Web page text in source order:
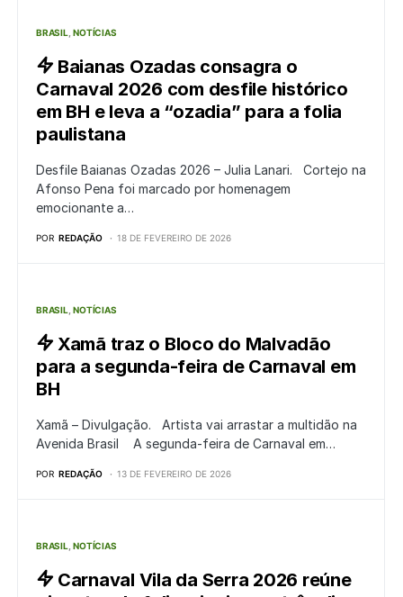
BRASIL NOTÍCIAS
Baianas Ozadas consagra o
Carnaval 2026 com desfile histórico
em BH e leva a “ozadia” para a folia
paulistana
Desfile Baianas Ozadas 2026 – Julia Lanari. Cortejo na
Afonso Pena foi marcado por homenagem
emocionante a…
POR REDAÇÃO 18 DE FEVEREIRO DE 2026
BRASIL NOTÍCIAS
Xamã traz o Bloco do Malvadão
para a segunda-feira de Carnaval em
BH
Xamã – Divulgação. Artista vai arrastar a multidão na
Avenida Brasil A segunda-feira de Carnaval em…
POR REDAÇÃO 13 DE FEVEREIRO DE 2026
BRASIL NOTÍCIAS
Carnaval Vila da Serra 2026 reúne